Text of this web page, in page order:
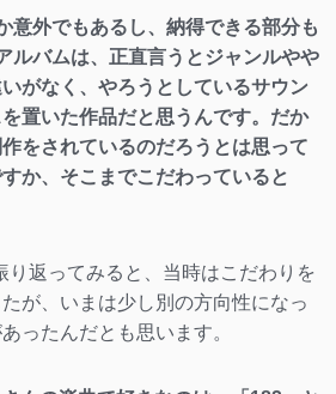
意外でもあるし、納得できる部分も
ルバムは、正直言うとジャンルやや
がなく、やろうとしているサウン
置いた作品だと思うんです。だか
をされているのだろうとは思って
か、そこまでこだわっていると
り返ってみると、当時はこだわりを
が、いまは少し別の方向性になっ
ったんだとも思います。